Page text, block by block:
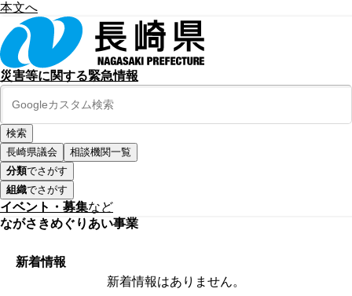
本文へ
災害等に関する緊急情報
長崎県議会
相談機関一覧
分類でさがす
組織でさがす
イベント・募集など
ながさきめぐりあい事業
新着情報
新着情報はありません。